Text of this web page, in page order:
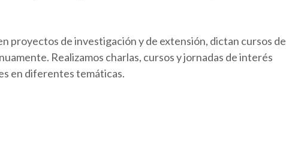
proyectos de investigación y de extensión, dictan cursos de
Realizamos charlas, cursos y jornadas de interés
en diferentes temáticas.